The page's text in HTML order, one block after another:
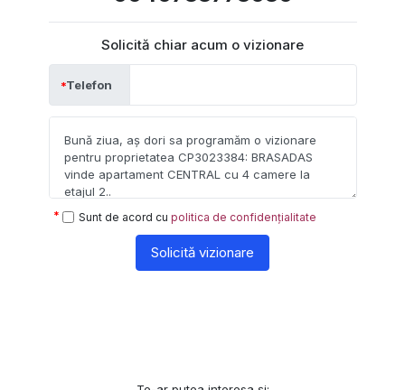
Solicită chiar acum o vizionare
Telefon
Sunt de acord cu politica de confidențialitate
Solicită vizionare